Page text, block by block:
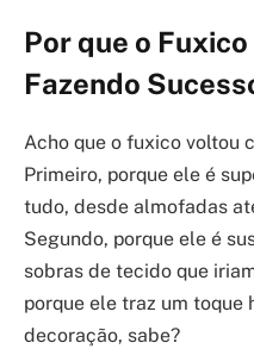
Por que o
Fazendo
Acho que o fuxico voltou
Primeiro, porque ele é
tudo, desde almofadas
Segundo, porque ele é
sobras de tecido que
porque ele traz um toque
decoração, sabe?